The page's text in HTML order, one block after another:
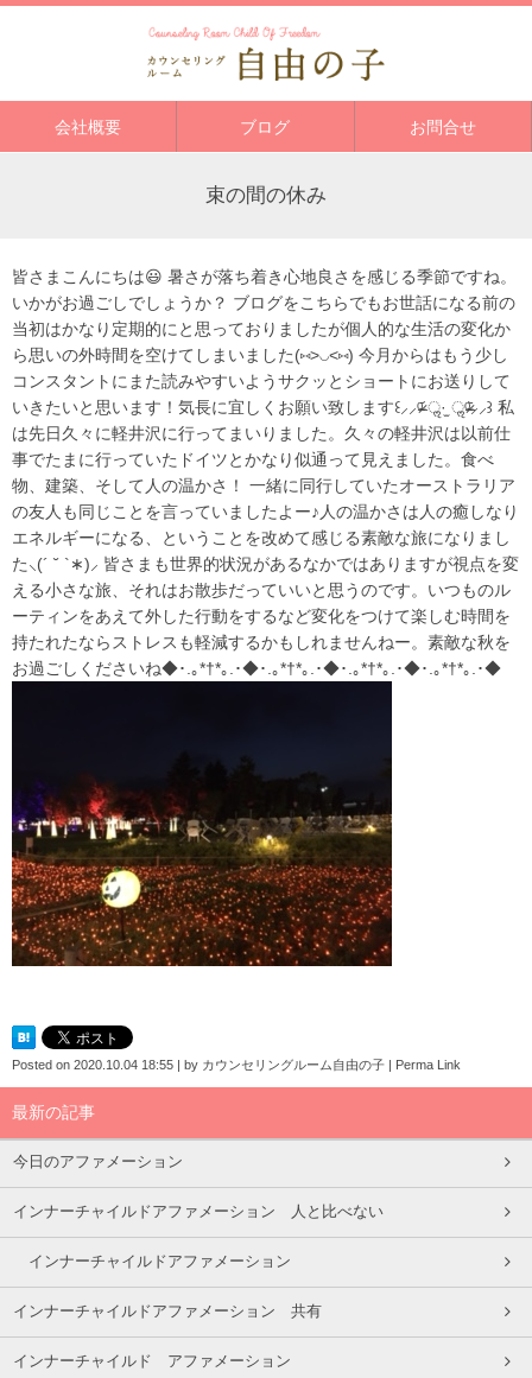
会社概要 ブログ お問合せ
束の間の休み
皆さまこんにちは😃 暑さが落ち着き心地良さを感じる季節ですね。
いかがお過ごしでしょうか？ ブログをこちらでもお世話になる前の
当初はかなり定期的にと思っておりましたが個人的な生活の変化か
ら思いの外時間を空けてしまいました(⑅˃◡˂⑅) 今月からはもう少し
コンスタントにまた読みやすいようサクッとショートにお送りして
いきたいと思います！気長に宜しくお願い致します꒰⸝⸝ᵒ̴̶̷᷄ ॢ·̫ ॢᵒ̴̶̷᷅⸝⸝꒱ 私
は先日久々に軽井沢に行ってまいりました。久々の軽井沢は以前仕
事でたまに行っていたドイツとかなり似通って見えました。食べ
物、建築、そして人の温かさ！ 一緒に同行していたオーストラリア
の友人も同じことを言っていましたよー♪人の温かさは人の癒しなり
エネルギーになる、ということを改めて感じる素敵な旅になりまし
た⸜(´ ˘ `∗)⸝ 皆さまも世界的状況があるなかではありますが視点を変
える小さな旅、それはお散歩だっていいと思うのです。いつものル
ーティンをあえて外した行動をするなど変化をつけて楽しむ時間を
持たれたならストレスも軽減するかもしれませんねー。素敵な秋を
お過ごしくださいね◆･.｡*†*｡.･◆･.｡*†*｡.･◆･.｡*†*｡.･◆･.｡*†*｡.･◆
Posted on 2020.10.04 18:55 | by カウンセリングルーム自由の子 | Perma Link
最新の記事
今日のアファメーション
インナーチャイルドアファメーション 人と比べない
インナーチャイルドアファメーション
インナーチャイルドアファメーション 共有
インナーチャイルド アファメーション